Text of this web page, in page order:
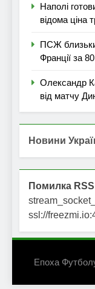
Наполі
відома ціна
ПСЖ
Франції за
Олександр
від матчу
Новини
Помилка
ssl://
Епоха